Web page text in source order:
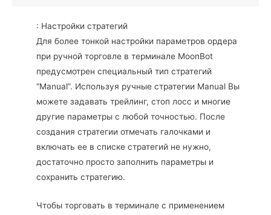
: Настройки стратегий
Для более тонкой настройки параметров ордера
при ручной торговле в терминале MoonBot
предусмотрен специальный тип стратегий
“Manual”. Используя ручные стратегии Manual Вы
можете задавать трейлинг, стоп лосс и многие
другие параметры с любой точностью. После
создания стратегии отмечать галочками и
включать ее в списке стратегий не нужно,
достаточно просто заполнить параметры и
сохранить стратегию.
Чтобы торговать в терминале с применением